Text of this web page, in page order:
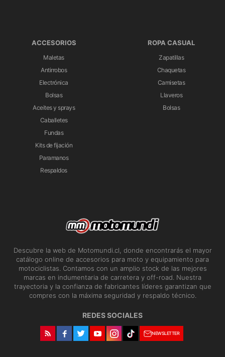
ACCESORIOS
Maletas
Antirrobos
Electrónica
Bolsas
Aceites y sprays
Caballetes
Fundas
Kits de fijación
Paramanos
Respaldos
ROPA CASUAL
Zapatillas
Chaquetas
Camisetas
Llaveros
Bolsas
Descubre la web de Motomundi.cl, donde encontrarás el mayor
catálogo online de accesorios para moto y equipamiento para
motociclistas. Contamos con un amplio stock de las mejores
marcas en indumentaria de carretera y off-road. Nuestra
trayectoria y la confianza de fabricantes líderes garantizan que
compres con la máxima seguridad y respaldo técnico.
REDES SOCIALES
NEWSLETTER